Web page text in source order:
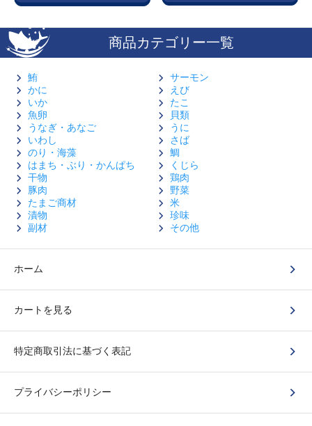
商品カテゴリー一覧
鮪
サーモン
かに
えび
いか
たこ
魚卵
貝類
うなぎ・あなご
うに
いわし
さば
のり・海藻
鯛
はまち・ぶり・かんぱち
くじら
干物
鶏肉
豚肉
野菜
たまご商材
米
漬物
珍味
副材
その他
ホーム
カートを見る
特定商取引法に基づく表記
プライバシーポリシー